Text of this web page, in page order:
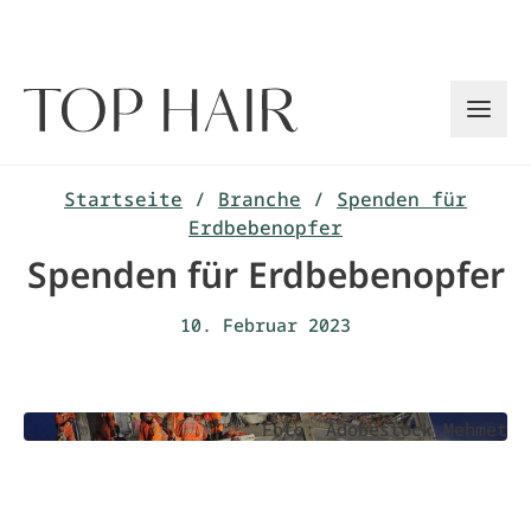
Startseite / Branche / Spenden für
Erdbebenopfer
Spenden für Erdbebenopfer
10. Februar 2023
Foto: Adobestock_Mehmet